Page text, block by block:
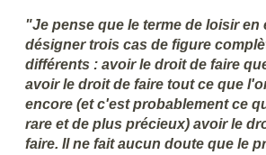
"Je pense que le terme de loisir en
désigner trois cas de figure
différents : avoir le droit de faire
avoir le droit de faire tout ce que
encore (et c'est probablement ce
rare et de plus précieux) avoir le
faire. Il ne fait aucun doute que le